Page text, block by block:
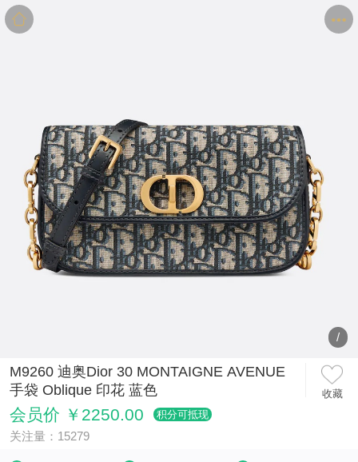
/
M9260 迪奥Dior 30 MONTAIGNE AVENUE
手袋 Oblique 印花 蓝色
收藏
会员价 ￥2250.00 积分可抵现
关注量：15279